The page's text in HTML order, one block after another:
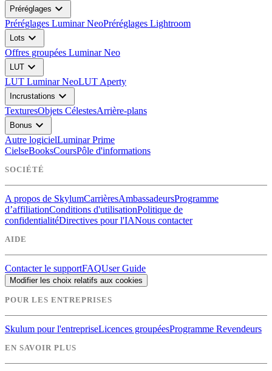
Préréglages expand_more
Préréglages Luminar NeoPréréglages Lightroom
Lots expand_more
Offres groupées Luminar Neo
LUT expand_more
LUT Luminar NeoLUT Aperty
Incrustations expand_more
TexturesObjets CélestesArrière-plans
Bonus expand_more
Autre logicielLuminar Prime
CielseBooksCoursPôle d'informations
SOCIÉTÉ
A propos de SkylumCarrièresAmbassadeursProgramme
d’affiliationConditions d'utilisationPolitique de
confidentialitéDirectives pour l'IANous contacter
AIDE
Contacter le supportFAQUser Guide
Modifier les choix relatifs aux cookies
POUR LES ENTREPRISES
Skulum pour l'entrepriseLicences groupéesProgramme Revendeurs
EN SAVOIR PLUS